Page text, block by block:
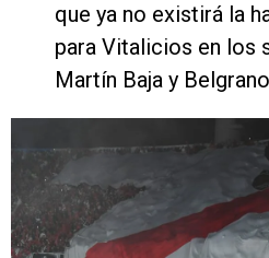
que ya no existirá la
para Vitalicios en los
Martín Baja y